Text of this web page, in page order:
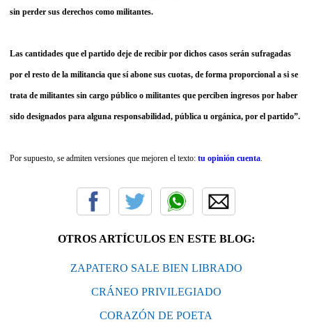
sin perder sus derechos como militantes.
Las cantidades que el partido deje de recibir por dichos casos serán sufragadas
por el resto de la militancia que sí abone sus cuotas, de forma proporcional a si se
trata de militantes sin cargo público o militantes que perciben ingresos por haber
sido designados para alguna responsabilidad, pública u orgánica, por el partido”.
Por supuesto, se admiten versiones que mejoren el texto: tu opinión cuenta
OTROS ARTÍCULOS EN ESTE BLOG:
ZAPATERO SALE BIEN LIBRADO
CRÁNEO PRIVILEGIADO
CORAZÓN DE POETA